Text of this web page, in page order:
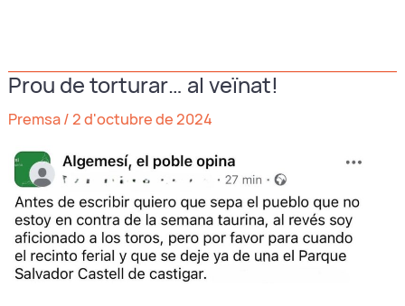
PP:
vota
permetre
importacions
amb
químics
prohibits
Prou de torturar… al veïnat!
Premsa/2 d'octubre de 2024